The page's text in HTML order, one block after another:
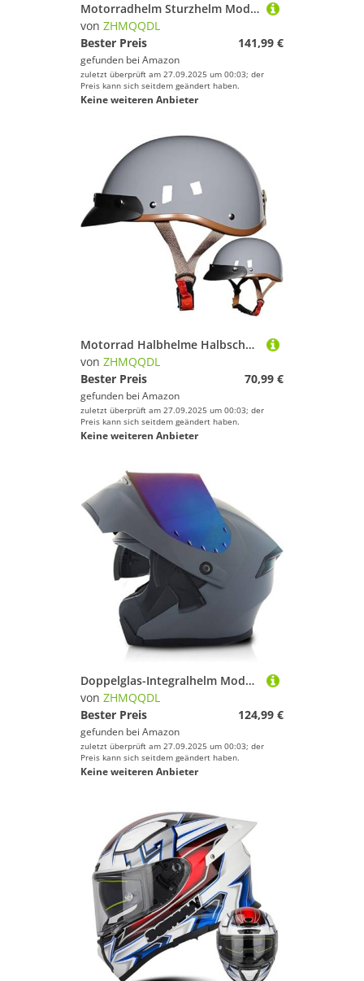
Motorradhelm Sturzhelm Modularer Klapphelm Leichter Integralhelm Mit Doppelvisier ECE-Zulassung für Erwachsene Damen Und Herren C1,2XL61~62CM
von ZHMQQDL
Bester Preis
141,99 €
gefunden bei Amazon
zuletzt überprüft am 27.09.2025 um 00:03; der
Preis kann sich seitdem geändert haben.
Keine weiteren Anbieter
Motorrad Halbhelme Halbschalenhelm Mit ECE Jethelm Rollerhelm Braincap Schnellverschlussschnalle Mit Krempe Cruiser Chopper Biker Scooterhelm für Erwachsene Herren Damen C,L59~60CM
von ZHMQQDL
Bester Preis
70,99 €
gefunden bei Amazon
zuletzt überprüft am 27.09.2025 um 00:03; der
Preis kann sich seitdem geändert haben.
Keine weiteren Anbieter
Doppelglas-Integralhelm Modularer Motorrad-Klapphelm Motorrad-Rollerhelm Mopedhelm Doppelvisier Antibeschlag ECE-Zulassung Für Erwachsene Männer Frauen E,2XL60~61CM
von ZHMQQDL
Bester Preis
124,99 €
gefunden bei Amazon
zuletzt überprüft am 27.09.2025 um 00:03; der
Preis kann sich seitdem geändert haben.
Keine weiteren Anbieter